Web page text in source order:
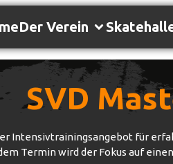
Der Verein
SVD
Intensivtrainingsangebot für
Termin wird der Fokus auf